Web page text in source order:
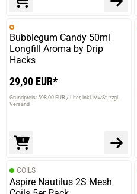
Bubblegum Candy 50ml
Longfill Aroma by Drip
Hacks
29,90 EUR*
Grundpreis: 598,00 EUR / Liter inkl. MwSt. zzgl.
Versand
COILS
Aspire Nautilus 2S Mesh